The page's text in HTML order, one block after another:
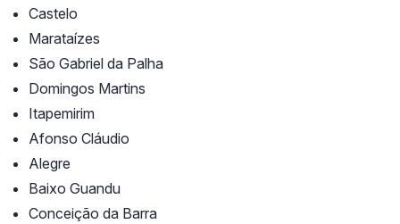
Castelo
Marataízes
São Gabriel da Palha
Domingos Martins
Itapemirim
Afonso Cláudio
Alegre
Baixo Guandu
Conceição da Barra